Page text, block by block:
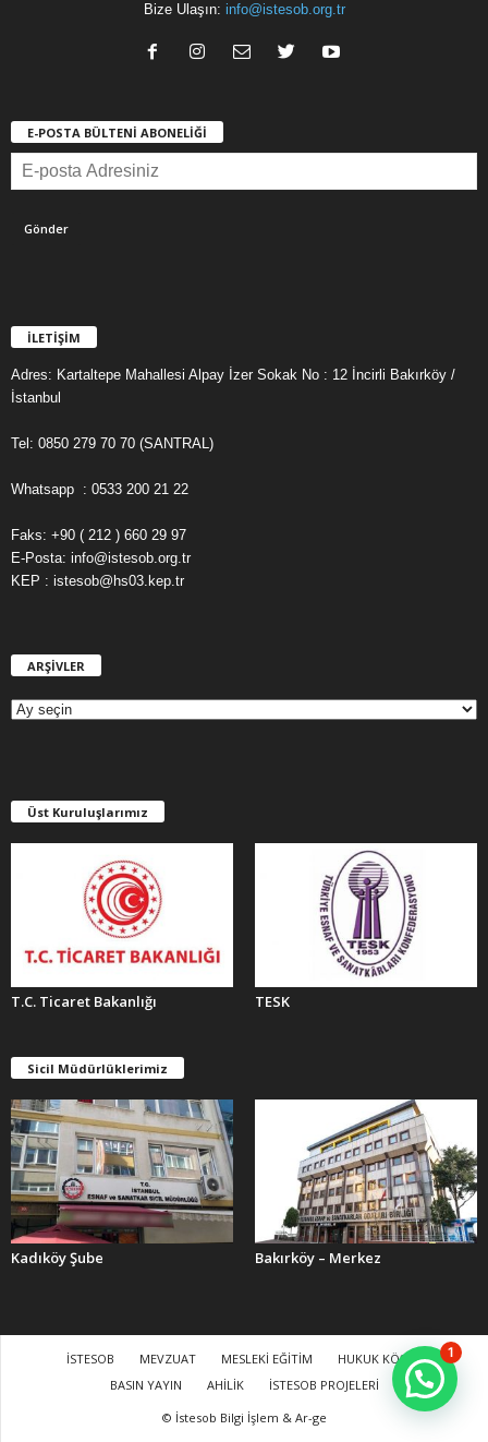
Bize Ulaşın: info@istesob.org.tr
E-POSTA BÜLTENİ ABONELİĞİ
İLETİŞİM
Adres: Kartaltepe Mahallesi Alpay İzer Sokak No : 12 İncirli Bakırköy /
İstanbul
Tel: 0850 279 70 70 (SANTRAL)
Whatsapp : 0533 200 21 22
Faks: +90 ( 212 ) 660 29 97
E-Posta: info@istesob.org.tr
KEP : istesob@hs03.kep.tr
ARŞİVLER
E
R
Üst Kuruluşlarımız
T.C. Ticaret Bakanlığı TESK
Sicil Müdürlüklerimiz
Kadıköy Şube Bakırköy – Merkez
İSTESOB MEVZUAT MESLEKİ EĞİTİM
HUKUK KÖŞESİ
BASIN YAYIN
AHİLİK
İSTESOB PROJELERİ
© İstesob Bilgi İşlem & Ar-ge
1